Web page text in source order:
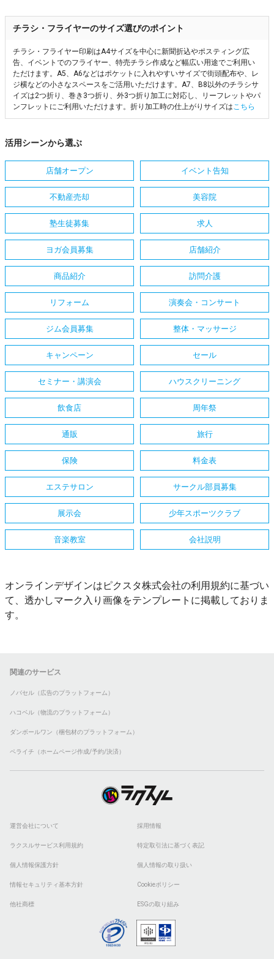
チラシ・フライヤーのサイズ選びのポイント
チラシ・フライヤー印刷はA4サイズを中心に新聞折込やポスティング広
告、イベントでのフライヤー、特売チラシ作成など幅広い用途でご利用い
ただけます。A5、A6などはポケットに入れやすいサイズで街頭配布や、レ
ジ横などの小さなスペースをご活用いただけます。A7、B8以外のチラシサ
イズは2つ折り、巻き3つ折り、外3つ折り加工に対応し、リーフレットやパ
ンフレットにご利用いただけます。折り加工時の仕上がりサイズは こちら
活用シーンから選ぶ
店舗オープン イベント告知
不動産売却 美容院
塾生徒募集 求人
ヨガ会員募集 店舗紹介
商品紹介 訪問介護
リフォーム 演奏会・コンサート
ジム会員募集 整体・マッサージ
キャンペーン セール
セミナー・講演会 ハウスクリーニング
飲食店 周年祭
通販 旅行
保険 料金表
エステサロン サークル部員募集
展示会 少年スポーツクラブ
音楽教室 会社説明
オンラインデザインはピクスタ株式会社の利用規約に基づい
て、透かしマーク入り画像をテンプレートに掲載しておりま
す。
関連のサービス
ノバセル（広告のプラットフォーム）
ハコベル（物流のプラットフォーム）
ダンボールワン（梱包材のプラットフォーム）
ペライチ（ホームページ作成/予約/決済）
運営会社について 採用情報
ラクスルサービス利用規約 特定取引法に基づく表記
個人情報保護方針 個人情報の取り扱い
情報セキュリティ基本方針 Cookieポリシー
他社商標 ESGの取り組み